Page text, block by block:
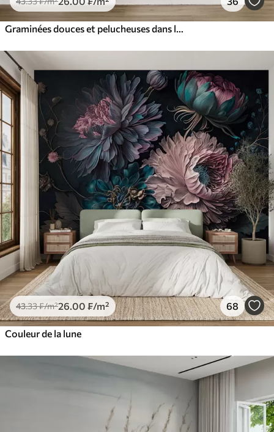
43.33₣/m²26 .00 ₣/m² 68
Couleur de la lune